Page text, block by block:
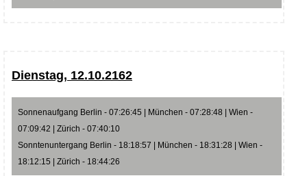
Dienstag, 12.10.2162
Sonnenaufgang Berlin - 07:26:45 | München - 07:28:48 | Wien -
07:09:42 | Zürich - 07:40:10
Sonntenuntergang Berlin - 18:18:57 | München - 18:31:28 | Wien -
18:12:15 | Zürich - 18:44:26